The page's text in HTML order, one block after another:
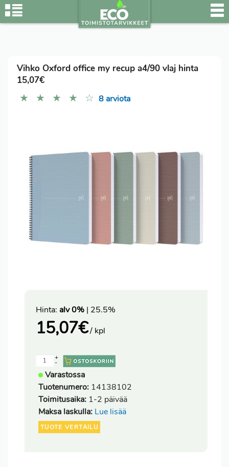
Vihko Oxford office my recup a4/90 vlaj hinta
15,07€
★ ★ ★ ★ ☆ 8 arviota
Hinta: alv 0% | 25.5%
15,07€/ kpl
-
+
Varastossa
Tuotenumero: 14138102
Toimitusaika: 1-2 päivää
Maksa laskulla: Lue lisää
TUOTE VERTAILU